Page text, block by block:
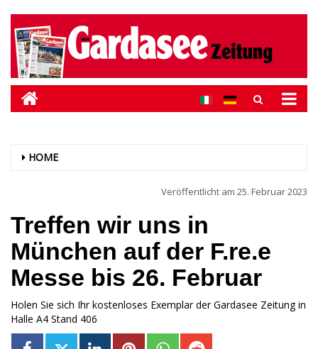
HOME
Veröffentlicht am 25. Februar 2023
Treffen wir uns in
München auf der F.re.e
Messe bis 26. Februar
Holen Sie sich Ihr kostenloses Exemplar der Gardasee Zeitung in
Halle A4 Stand 406